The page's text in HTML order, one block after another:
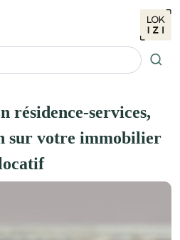
résidence-services,
sur votre immobilier